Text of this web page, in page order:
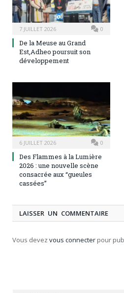
7 JUILLET 2026 0
De la Meuse au Grand
Est,Adheo poursuit son
développement
6 JUILLET 2026 0
Des Flammes à la Lumière
2026 : une nouvelle scène
consacrée aux “gueules
cassées”
LAISSER UN COMMENTAIRE
Vous devez vous connecter pour